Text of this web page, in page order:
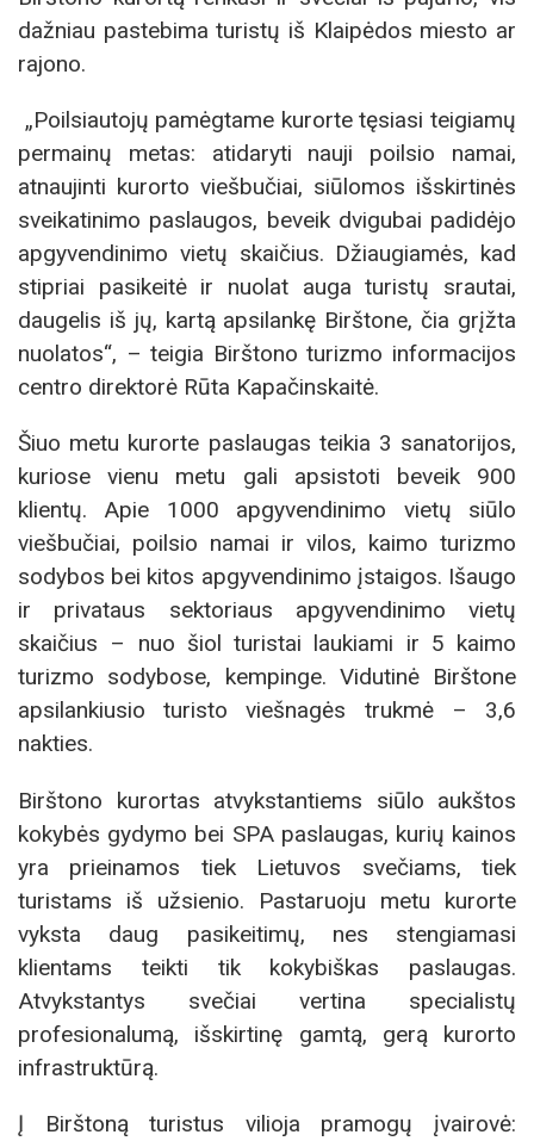
dažniau pastebima turistų iš Klaipėdos miesto ar
rajono.
„Poilsiautojų pamėgtame kurorte tęsiasi teigiamų
permainų metas: atidaryti nauji poilsio namai,
atnaujinti kurorto viešbučiai, siūlomos išskirtinės
sveikatinimo paslaugos, beveik dvigubai padidėjo
apgyvendinimo vietų skaičius. Džiaugiamės, kad
stipriai pasikeitė ir nuolat auga turistų srautai,
daugelis iš jų, kartą apsilankę Birštone, čia grįžta
nuolatos“, – teigia Birštono turizmo informacijos
centro direktorė Rūta Kapačinskaitė.
Šiuo metu kurorte paslaugas teikia 3 sanatorijos,
kuriose vienu metu gali apsistoti beveik 900
klientų. Apie 1000 apgyvendinimo vietų siūlo
viešbučiai, poilsio namai ir vilos, kaimo turizmo
sodybos bei kitos apgyvendinimo įstaigos. Išaugo
ir privataus sektoriaus apgyvendinimo vietų
skaičius – nuo šiol turistai laukiami ir 5 kaimo
turizmo sodybose, kempinge. Vidutinė Birštone
apsilankiusio turisto viešnagės trukmė – 3,6
nakties.
Birštono kurortas atvykstantiems siūlo aukštos
kokybės gydymo bei SPA paslaugas, kurių kainos
yra prieinamos tiek Lietuvos svečiams, tiek
turistams iš užsienio. Pastaruoju metu kurorte
vyksta daug pasikeitimų, nes stengiamasi
klientams teikti tik kokybiškas paslaugas.
Atvykstantys svečiai vertina specialistų
profesionalumą, išskirtinę gamtą, gerą kurorto
infrastruktūrą.
Į Birštoną turistus vilioja pramogų įvairovė: